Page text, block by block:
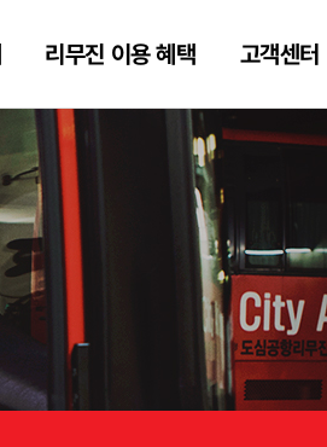
리무진 이용 혜택 고객센터